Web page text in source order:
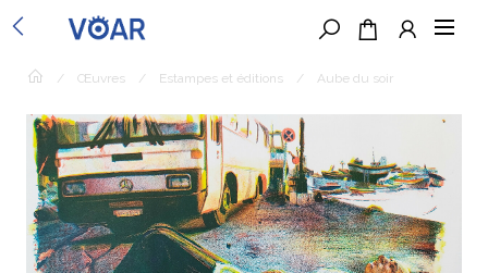
/ Œuvres / Estampes et éditions / Aube du soir